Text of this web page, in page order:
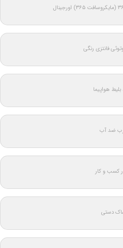
فانتزی رنگی
هواپیما
ضد آب
کسب و کار
دستی